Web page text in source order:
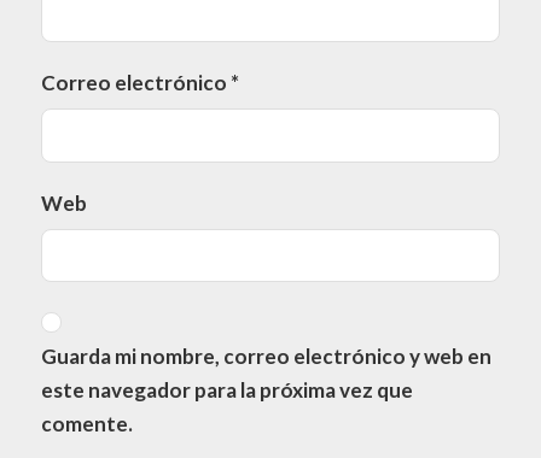
Correo electrónico *
Web
Guarda mi nombre, correo electrónico y web en
este navegador para la próxima vez que
comente.